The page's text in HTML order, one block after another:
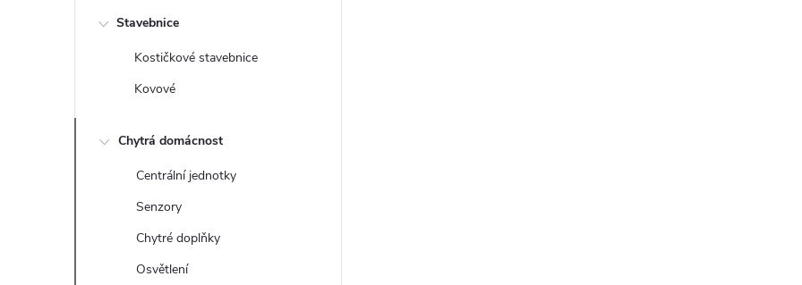
Stavebnice
Kostičkové stavebnice
Kovové
Chytrá domácnost
Centrální jednotky
Senzory
Chytré doplňky
Osvětlení